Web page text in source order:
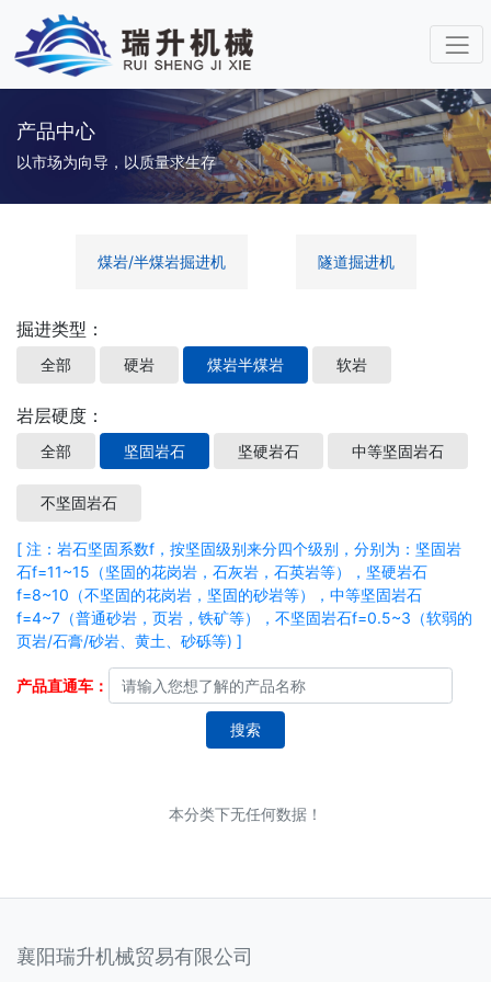
产品中心
以市场为向导，以质量求生存
煤岩/半煤岩掘进机 隧道掘进机
掘进类型：
全部 硬岩 煤岩半煤岩 软岩
岩层硬度：
全部 坚固岩石 坚硬岩石 中等坚固岩石
不坚固岩石
[ 注：岩石坚固系数f，按坚固级别来分四个级别，分别为：坚固岩
石f=11~15（坚固的花岗岩，石灰岩，石英岩等），坚硬岩石
f=8~10（不坚固的花岗岩，坚固的砂岩等），中等坚固岩石
f=4~7（普通砂岩，页岩，铁矿等），不坚固岩石f=0.5~3（软弱的
页岩/石膏/砂岩、黄土、砂砾等) ]
产品直通车：
搜索
本分类下无任何数据！
襄阳瑞升机械贸易有限公司